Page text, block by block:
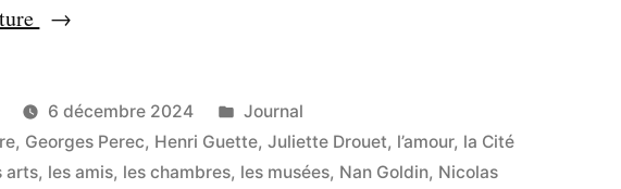
« À
mes
petits
6 décembre 2024
Publié
dans
Journal
, Georges Perec, Henri Guette,Juliette Drouet, l’amour, la Cité
arts, les amis, les chambres, les musées, Nan Goldin, Nicolas